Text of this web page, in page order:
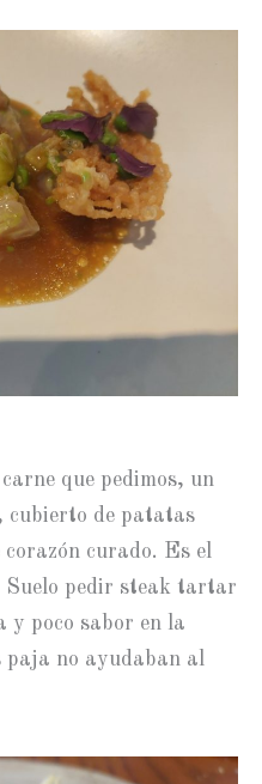
que pedimos, un
cubierto de patatas
curado. Es el
Suelo pedir steak tartar
y poco sabor en la
no ayudaban al